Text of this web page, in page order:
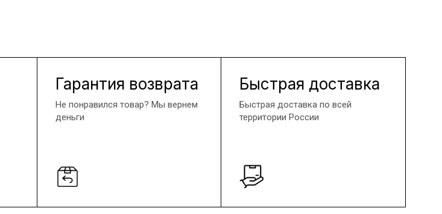
Гарантия возврата
Не понравился товар? Мы вернем
деньги
Быстрая доставка
Быстрая доставка по всей
территории России